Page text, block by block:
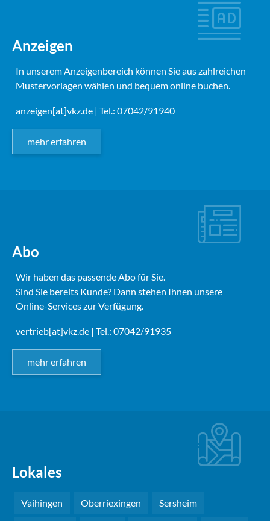
Anzeigen
In unserem Anzeigenbereich können Sie aus zahlreichen
Mustervorlagen wählen und bequem online buchen.
anzeigen[at]vkz.de | Tel.: 07042/91940
mehr erfahren
Abo
Wir haben das passende Abo für Sie.
Sind Sie bereits Kunde? Dann stehen Ihnen unsere
Online-Services zur Verfügung.
vertrieb[at]vkz.de | Tel.: 07042/91935
mehr erfahren
Lokales
Vaihingen Oberriexingen Sersheim